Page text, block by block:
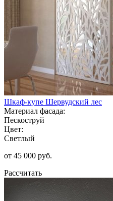
Шкаф-купе Шервудский лес
Материал фасада:
Пескоструй
Цвет:
Светлый
от 45 000 руб.
Рассчитать